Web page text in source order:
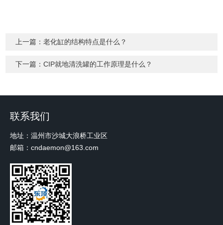
上一篇：老化缸的结构特点是什么？
下一篇：CIP就地清洗罐的工作原理是什么？
联系我们
地址：温州市沙城大浪桥工业区
邮箱：cndaemon@163.com